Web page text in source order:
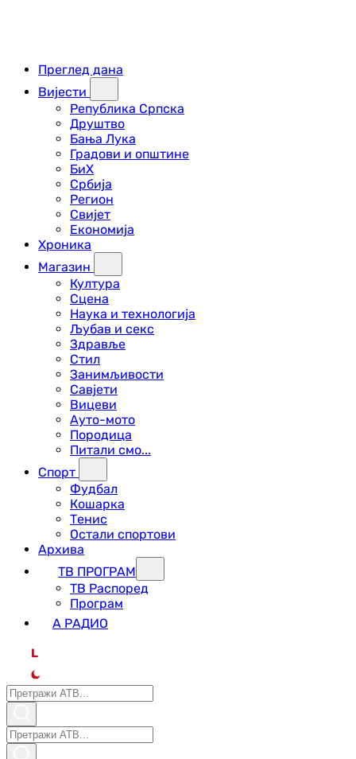
Преглед дана
Вијести
Република Српска
Друштво
Бања Лука
Градови и општине
БиХ
Србија
Регион
Свијет
Економија
Хроника
Магазин
Култура
Сцена
Наука и технологија
Љубав и секс
Здравље
Стил
Занимљивости
Савјети
Вицеви
Ауто-мото
Породица
Питали смо...
Спорт
Фудбал
Кошарка
Тенис
Остали спортови
Архива
ТВ ПРОГРАМ
ТВ Распоред
Програм
А РАДИО
L